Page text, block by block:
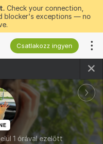
Check your connection,
blocker's exceptions — no
Csatlakozz ingyen
1 órával ezelőtt